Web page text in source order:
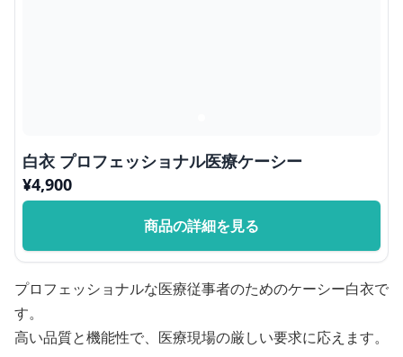
白衣 プロフェッショナル医療ケーシー
¥4,900
商品の詳細を見る
プロフェッショナルな医療従事者のためのケーシー白衣で
す。
高い品質と機能性で、医療現場の厳しい要求に応えます。